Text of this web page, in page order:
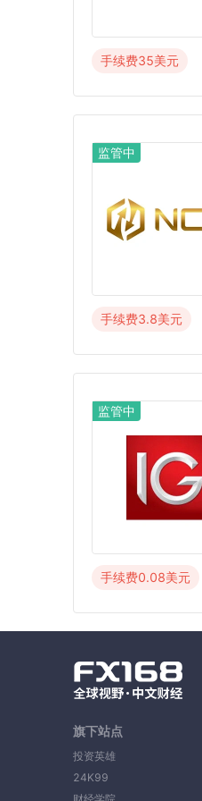
手续费35美元
监管中
手续费3.8美元
监管中
手续费0.08美元
旗下站点
投资英雄
24K99